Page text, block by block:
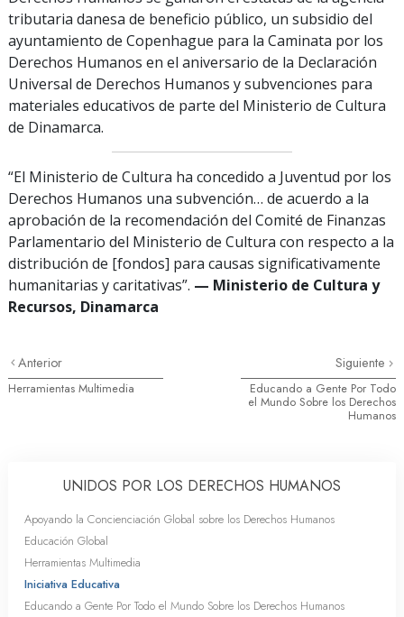
tributaria danesa de beneficio público, un subsidio del
ayuntamiento de Copenhague para la Caminata por los
Derechos Humanos en el aniversario de la Declaración
Universal de Derechos Humanos y subvenciones para
materiales educativos de parte del Ministerio de Cultura
de Dinamarca.
“El Ministerio de Cultura ha concedido a Juventud por los
Derechos Humanos una subvención… de acuerdo a la
aprobación de la recomendación del Comité de Finanzas
Parlamentario del Ministerio de Cultura con respecto a la
distribución de [fondos] para causas significativamente
humanitarias y caritativas”. — Ministerio de Cultura y
Recursos, Dinamarca
Anterior
Herramientas Multimedia
Siguiente
Educando a Gente Por Todo
el Mundo Sobre los Derechos
Humanos
UNIDOS POR LOS DERECHOS HUMANOS
Apoyando la Concienciación Global sobre los Derechos Humanos
Educación Global
Herramientas Multimedia
Iniciativa Educativa
Educando a Gente Por Todo el Mundo Sobre los Derechos Humanos